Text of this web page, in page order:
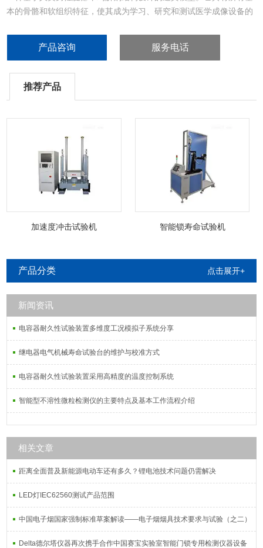
本的骨骼和软组织特征，使其成为学习、研究和测试医学成像设备的
产品咨询 服务电话
推荐产品
加速度冲击试验机 智能锁寿命试验机
产品分类 点击展开+
新闻资讯
电容器耐久性试验装置多维度工况模拟子系统分享
继电器电气机械寿命试验台的维护与校准方式
电容器耐久性试验装置采用高精度的温度控制系统
智能型不溶性微粒检测仪的主要特点及基本工作流程介绍
相关文章
距离全面普及新能源电动车还有多久？锂电池技术问题仍需解决
LED灯IEC62560测试产品范围
中国电子烟国家强制标准草案解读——电子烟烟具技术要求与试验（之二）
Delta德尔塔仪器再次携手合作中国赛宝实验室智能门锁专用检测仪器设备